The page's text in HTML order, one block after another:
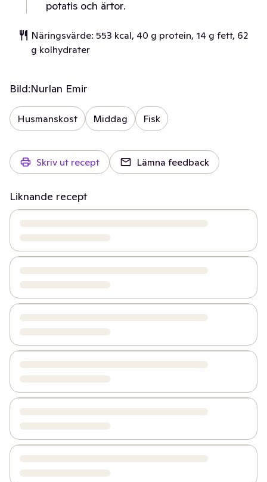
potatis och ärtor.
Näringsvärde: 553 kcal, 40 g protein, 14 g fett, 62
g kolhydrater
Bild:Nurlan Emir
Husmanskost Middag Fisk
Skriv ut recept Lämna feedback
Liknande recept